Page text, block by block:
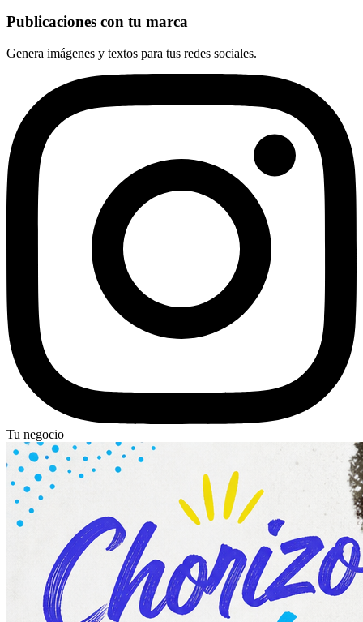
Publicaciones con tu marca
Genera imágenes y textos para tus redes sociales.
Tu negocio